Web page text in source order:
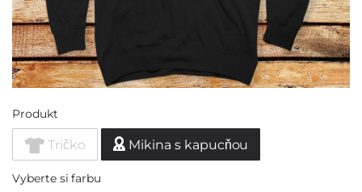
Produkt
Tričko Mikina s kapucňou
Vyberte si farbu